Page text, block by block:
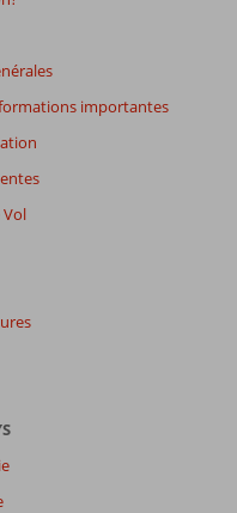
importantes